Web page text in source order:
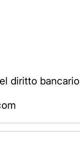
diritto bancario